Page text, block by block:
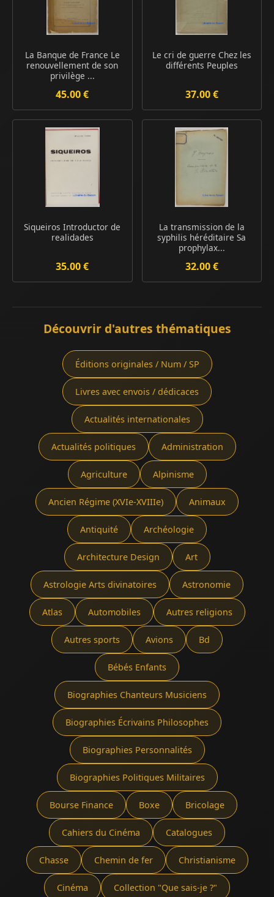
La Banque de France Le
renouvellement de son
privilège ...
45.00 €
Le cri de guerre Chez les
différents Peuples
37.00 €
Siqueiros Introductor de
realidades
35.00 €
La transmission de la
syphilis héréditaire Sa
prophylax...
32.00 €
Découvrir d'autres thématiques
Éditions originales / Num / SP
Livres avec envois / dédicaces
Actualités internationales
Actualités politiques Administration
Agriculture Alpinisme
Ancien Régime (XVIe-XVIIIe) Animaux
Antiquité Archéologie
Architecture Design Art
Astrologie Arts divinatoires Astronomie
Atlas Automobiles Autres religions
Autres sports Avions Bd
Bébés Enfants
Biographies Chanteurs Musiciens
Biographies Écrivains Philosophes
Biographies Personnalités
Biographies Politiques Militaires
Bourse Finance Boxe Bricolage
Cahiers du Cinéma Catalogues
Chasse Chemin de fer Christianisme
Cinéma Collection "Que sais-je ?"